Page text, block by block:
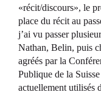
«récit/discours», le
place du récit au
j’ai vu passer
Nathan, Belin, puis
agréés par la
Publique de la
actuellement utilisés